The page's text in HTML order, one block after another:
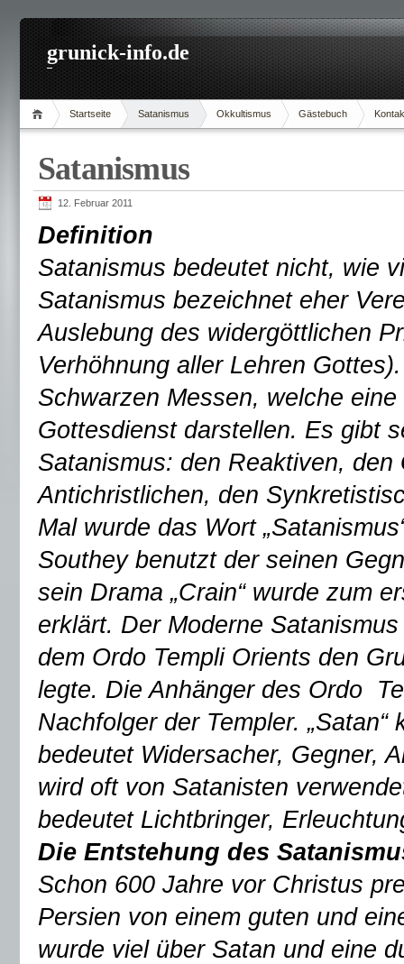
grunick-info.de
Startseite Satanismus Okkultismus Gästebuch
Satanismus
12. Februar 2011
Definition
Satanismus bedeutet nicht, wie
Satanismus bezeichnet eher
Auslebung des widergöttlichen
Verhöhnung aller Lehren
Schwarzen Messen, welche
Gottesdienst darstellen. Es gibt
Satanismus: den Reaktiven,
Antichristlichen, den
Mal wurde das Wort
Southey benutzt der seinen
sein Drama „Crain“ wurde zum
erklärt. Der Moderne
dem Ordo Templi Orients den
legte. Die Anhänger des Ordo
Nachfolger der Templer.
bedeutet Widersacher, Gegner,
wird oft von Satanisten
bedeutet Lichtbringer,
Die Entstehung des
Schon 600 Jahre vor Christus
Persien von einem guten und
wurde viel über Satan und eine